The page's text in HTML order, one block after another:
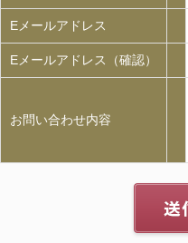
Eメールアドレス
Eメールアドレス（確認）
お問い合わせ内容